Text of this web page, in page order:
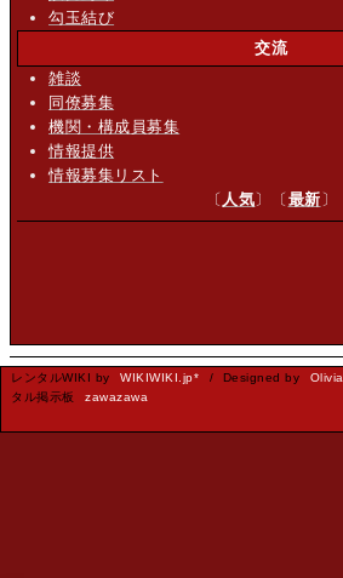
勾玉結び
交流
雑談
同僚募集
機関・構成員募集
情報提供
情報募集リスト
〔 人気〕〔 最新 〕
レンタルWIKI by WIKIWIKI.jp* / Designed by Olivia
タル掲示板
zawazawa